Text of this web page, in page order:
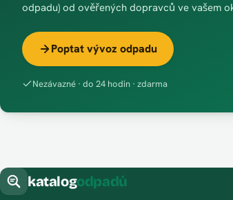
odpadu) od ověřených dopravců ve vašem
Poptat vývoz odpadu
Nezávazné · do 24 hodin · zdarma
katalogodpadů